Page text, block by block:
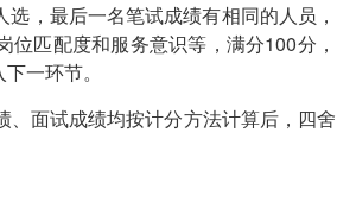
，最后一名笔试成绩有相同的人员，
匹配度和服务意识等，满分100分，
一环节。
面试成绩均按计分方法计算后，四舍